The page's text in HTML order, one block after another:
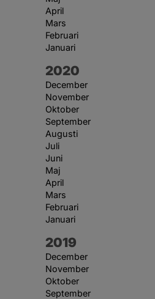
April
Mars
Februari
Januari
År:
2020
December
November
Oktober
September
Augusti
Juli
Juni
Maj
April
Mars
Februari
Januari
År:
2019
December
November
Oktober
September